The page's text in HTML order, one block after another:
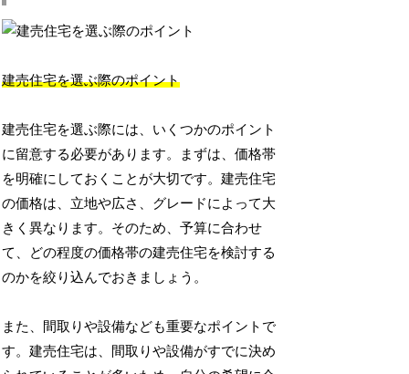
建売住宅を選ぶ際のポイント
建売住宅を選ぶ際には、いくつかのポイント
に留意する必要があります。まずは、価格帯
を明確にしておくことが大切です。建売住宅
の価格は、立地や広さ、グレードによって大
きく異なります。そのため、予算に合わせ
て、どの程度の価格帯の建売住宅を検討する
のかを絞り込んでおきましょう。
また、間取りや設備なども重要なポイントで
す。建売住宅は、間取りや設備がすでに決め